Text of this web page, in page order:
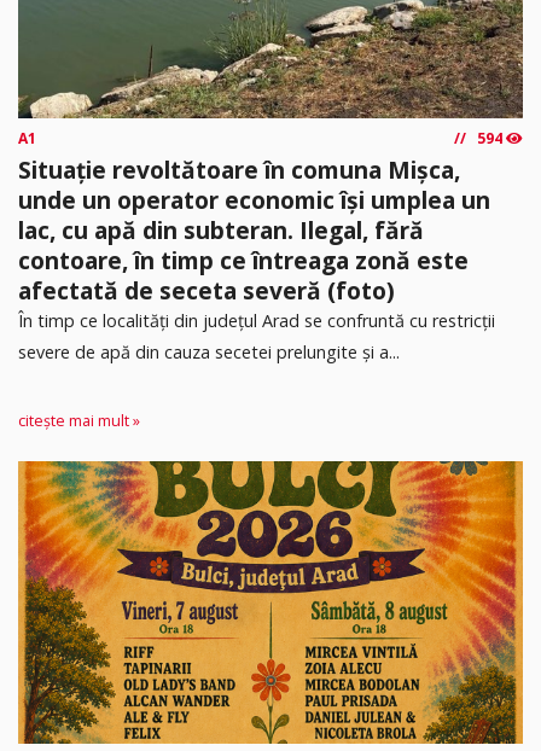
A1 594
Situație revoltătoare în comuna Mișca,
unde un operator economic își umplea un
lac, cu apă din subteran. Ilegal, fără
contoare, în timp ce întreaga zonă este
afectată de seceta severă (foto)
În timp ce localități din județul Arad se confruntă cu restricții
severe de apă din cauza secetei prelungite și a...
citește mai mult »